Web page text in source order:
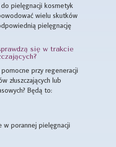
pielęgnacji kosmetyk
wielu skutków
pielęgnację
się w trakcie
przy regeneracji
złuszczających lub
Będą to:
w porannej pielęgnacji